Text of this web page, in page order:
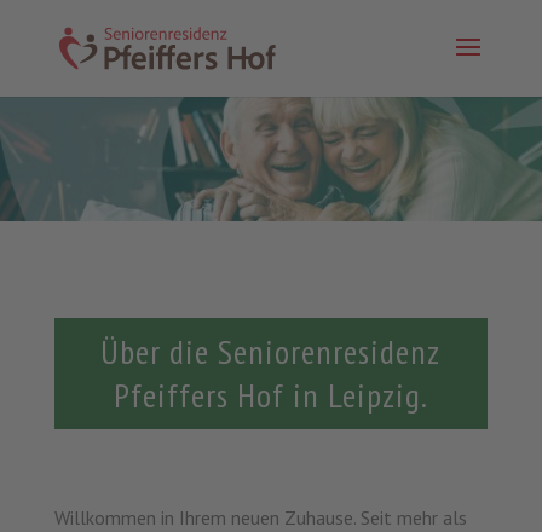
Über die Seniorenresidenz
Pfeiffers Hof in Leipzig.
Willkommen in Ihrem neuen Zuhause. Seit mehr als